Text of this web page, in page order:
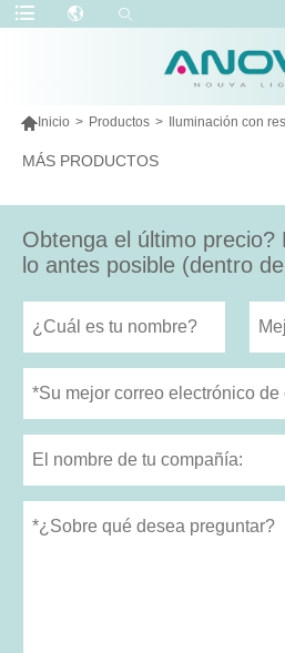
Inicio > Productos > Iluminación con
MÁS PRODUCTOS
Obtenga el último precio?
lo antes posible (dentro